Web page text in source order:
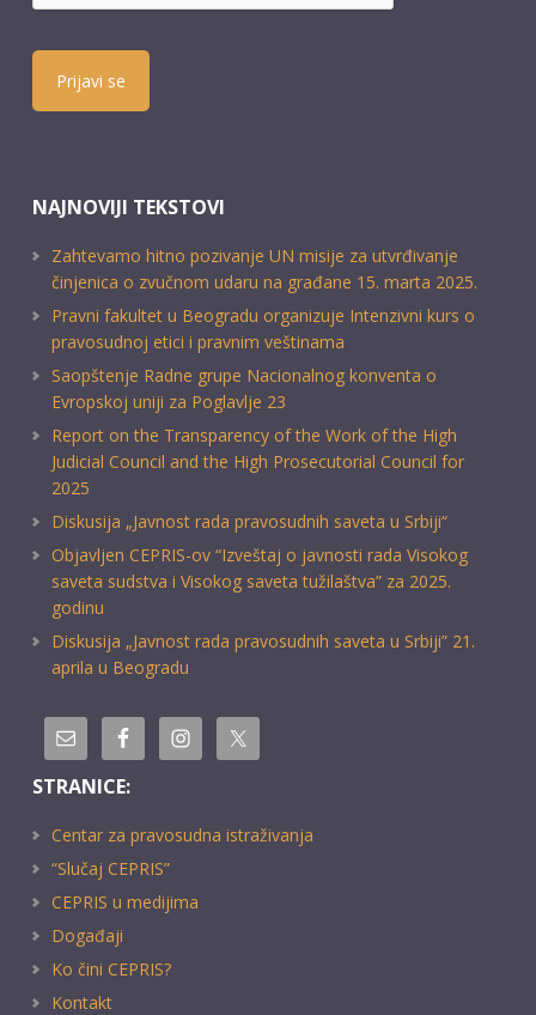
Prijavi se
NAJNOVIJI TEKSTOVI
Zahtevamo hitno pozivanje UN misije za utvrđivanje
činjenica o zvučnom udaru na građane 15. marta 2025.
Pravni fakultet u Beogradu organizuje Intenzivni kurs o
pravosudnoj etici i pravnim veštinama
Saopštenje Radne grupe Nacionalnog konventa o
Evropskoj uniji za Poglavlje 23
Report on the Transparency of the Work of the High
Judicial Council and the High Prosecutorial Council for
2025
Diskusija „Javnost rada pravosudnih saveta u Srbiji“
Objavljen CEPRIS-ov “Izveštaj o javnosti rada Visokog
saveta sudstva i Visokog saveta tužilaštva” za 2025.
godinu
Diskusija „Javnost rada pravosudnih saveta u Srbiji” 21.
aprila u Beogradu
STRANICE:
Centar za pravosudna istraživanja
“Slučaj CEPRIS”
CEPRIS u medijima
Događaji
Ko čini CEPRIS?
Kontakt